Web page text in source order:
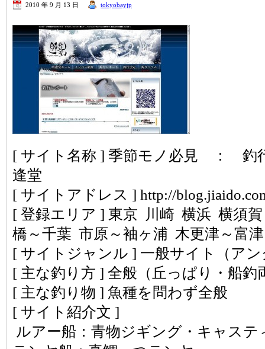
2010 年 9 月 13 日 tokyobayjp
[ サイト名称 ] 季節モノ必見 ： 釣
逢堂
[ サイトアドレス ] http://
[ 登録エリア ] 東京 川崎 横浜 横須
橋～千葉 市原～袖ヶ浦 木更津～富
[ サイトジャンル ] 一般サイト（ア
[ 主な釣り方 ] 全般（丘っぱり・船
[ 主な釣り物 ] 魚種を問わず全般
[ サイト紹介文 ]
ルアー船：青物ジギング・キャステ